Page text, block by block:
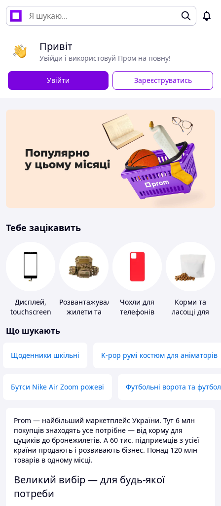
Привіт
Увійди і використовуй Пром на повну!
Увійти Зареєструватись
Тебе зацікавить
Дисплей,
touchscreen
Розвантажувальні
жилети та
Чохли для
телефонів
Корми та
ласощі для
Що шукають
Щоденники шкільні K-pop румі костюм для аніматорів
Бутси Nike Air Zoom рожеві Футбольні ворота та
Prom — найбільший маркетплейс України. Тут 6 млн
покупців знаходять усе потрібне — від корму для
цуциків до бронежилетів. А 60 тис. підприємців з усієї
країни продають і розвивають бізнес. Понад 120 млн
товарів в одному місці.
Великий вибір — для будь-якої
потреби